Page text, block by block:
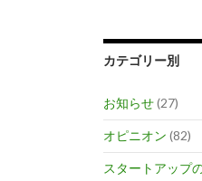
カテゴリー別
お知らせ(27)
オピニオン (82)
スタートアップ